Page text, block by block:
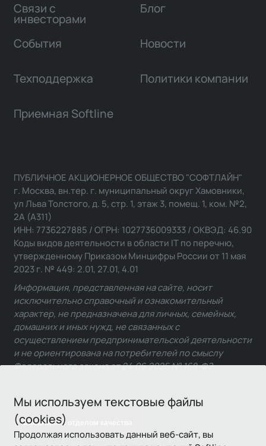
Мы используем текстовые файлы
(cookies)
Продолжая использовать данный веб-сайт, вы
Связи с
инвесторами
Блог
События Новости
Техподдержка Политики компании
Приемная Softline
Связаться с отделом качества
ПУБЛИЧНОЕ АКЦИОНЕРНОЕ ОБЩЕСТВО "СОФТЛАЙН"
г. Москва, вн.тер. г. муниципальный округ Хамовники,
ул Льва Толстого, д. 5, стр. 1, этаж 3, помещ. 1, ком. №2,
2А (А311)
ИНН: 7736227885 / ОГРН: 1027736009333 / ОКВЭД: 46.90
Коды видов деятельности в области IT по перечню,
утвержденному Приказом Минцифры России от 11 мая
2023 г. № 449: 2.01, 27.01, 4.01
Информация, представленная на сайте, носит
исключительно справочный и ознакомительный
характер, не предназначена для личных, семейных,
домашних и иных нужд, не связанных с
осуществлением предпринимательской деятельности
и не ориентирована на потребителей по смыслу
Федерального закона от 24.06.2025 № 168-ФЗ.